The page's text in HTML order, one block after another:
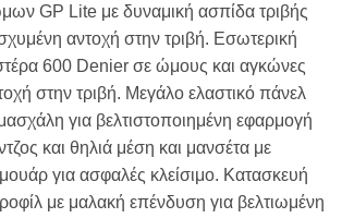
GP Lite με δυναμική ασπίδα τριβής
αντοχή στην τριβή. Εσωτερική
600 Denier σε ώμους και αγκώνες
στην τριβή. Μεγάλο ελαστικό πάνελ
για βελτιστοποιημένη εφαρμογή
και θηλιά μέση και μανσέτα με
για ασφαλές κλείσιμο. Κατασκευή
με μαλακή επένδυση για βελτιωμένη